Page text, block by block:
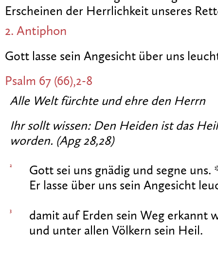
Erscheinen der Herrlichkeit unseres
2. Antiphon
Gott lasse sein Angesicht über uns
Psalm 67 (66),2-8
Alle Welt fürchte und ehre den Herrn
Ihr sollt wissen: Den Heiden ist das
worden. (Apg 28,28)
2
Gott sei uns gnädig und segne uns.
Er lasse über uns sein Angesicht
3
damit auf Erden sein Weg erkannt
und unter allen Völkern sein Heil.